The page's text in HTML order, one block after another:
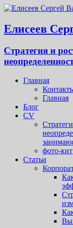
Елисеев
Стратегия и
Главная
Главная
Блог
CV
фото-кит
Статьи